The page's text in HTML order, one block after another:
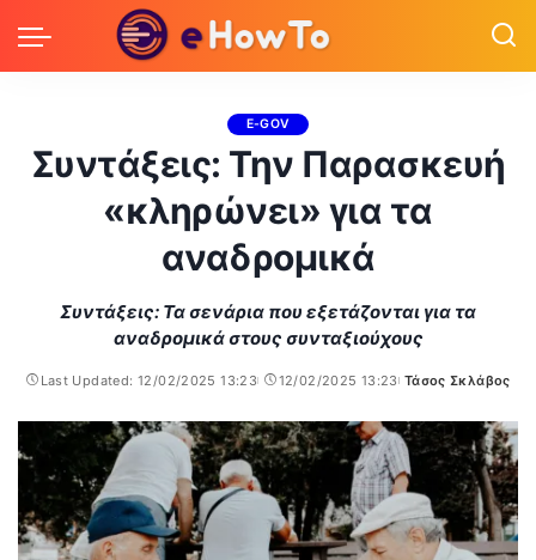
E-GOV
Συντάξεις: Την Παρασκευή
«κληρώνει» για τα
αναδρομικά
Συντάξεις: Τα σενάρια που εξετάζονται για τα
αναδρομικά στους συνταξιούχους
Last Updated: 12/02/2025 13:23 12/02/2025 13:23
Posted
Τάσος Σκλάβος